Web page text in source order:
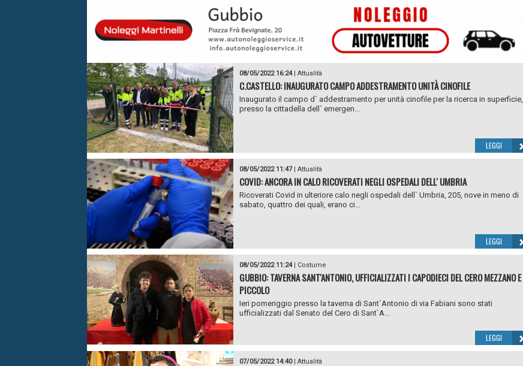
08/05/2022 16:24| Attualità
C.CASTELLO: INAUGURATO CAMPO ADDESTRAMENTO UNITÀ CINOFILE
Inaugurato il campo d` addestramento per unità cinofile per la ricerca in superficie,
presso la cittadella dell` emergen...
LEGGI
08/05/2022 11:47| Attualità
COVID: ANCORA IN CALO RICOVERATI NEGLI OSPEDALI DELL' UMBRIA
Ricoverati Covid in ulteriore calo negli ospedali dell` Umbria, 205, nove in meno di
sabato, quattro dei quali, erano ci...
LEGGI
08/05/2022 11:24| Costume
GUBBIO: TAVERNA SANT'ANTONIO, UFFICIALIZZATI I CAPODIECI DEL CERO MEZZANO E
PICCOLO
Ieri pomeriggio presso la taverna di Sant`Antonio di via Fabiani sono stati
ufficializzati dal Senato del Cero di Sant`A...
LEGGI
07/05/2022 14:40| Attualità